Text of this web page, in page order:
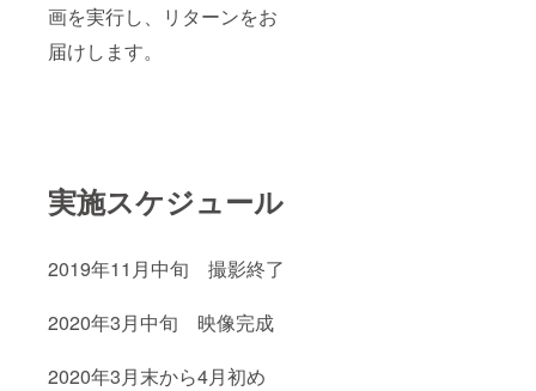
画を実行し、リターンをお
届けします。
実施スケジュール
2019年11月中旬 撮影終了
2020年3月中旬 映像完成
2020年3月末から4月初め